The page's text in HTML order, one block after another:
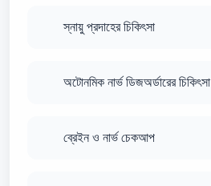
স্নায়ু প্রদাহের চিকিৎসা
অটোনমিক নার্ভ ডিজঅর্ডারের চিকিৎসা
ব্রেইন ও নার্ভ চেকআপ